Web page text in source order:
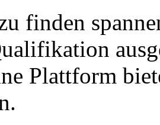
finden
Plattform